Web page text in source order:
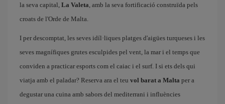
la seva capital, La Valeta, amb la seva fortificació construïda pels
croats de l'Orde de Malta.
I per descomptat, les seves idíl·liques platges d'aigües turqueses i les
seves magnífiques grutes esculpides pel vent, la mar i el temps que
conviden a practicar esports com el caiac i el surf. I si ets dels qui
viatja amb el paladar? Reserva ara el teu vol barat a Malta per a
degustar una cuina amb sabors del mediterrani i influències